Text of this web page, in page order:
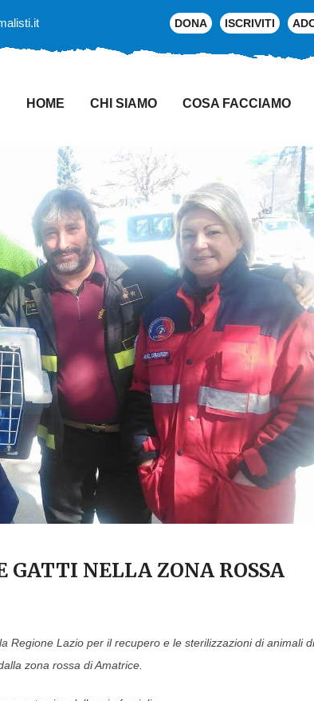
DONA ISCRIVITI
HOME CHI SIAMO COSA FACCIAMO
GATTI NELLA ZONA ROSSA
Regione Lazio per il recupero e le sterilizzazioni di animali di
zona rossa di Amatrice.